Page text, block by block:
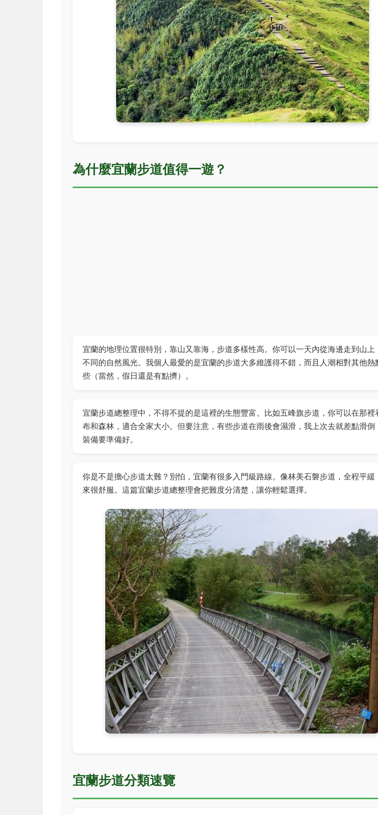
為什麼宜蘭步道值得一遊？
宜蘭的地理位置很特別，靠山又靠海，步道多樣性高。你可以一天內從海邊走到山上
不同的自然風光。我個人最愛的是宜蘭的步道大多維護得不錯，而且人潮相對其他熱
些（當然，假日還是有點擠）。
宜蘭步道總整理中，不得不提的是這裡的生態豐富。比如五峰旗步道，你可以在那裡
布和森林，適合全家大小。但要注意，有些步道在雨後會濕滑，我上次去就差點滑倒
裝備要準備好。
你是不是擔心步道太難？別怕，宜蘭有很多入門級路線。像林美石磐步道，全程平緩
來很舒服。這篇宜蘭步道總整理會把難度分清楚，讓你輕鬆選擇。
宜蘭步道分類速覽